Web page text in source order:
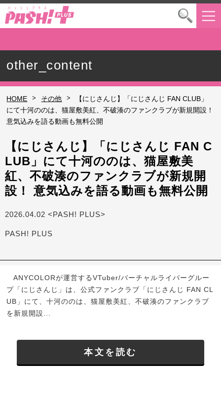
other_content
HOME > その他 >
【にじさんじ】「にじさんじ FAN CLUB」
にて十河ののは、猫屋敷美紅、不破湊のファンクラブが新規開設！
意気込みを語る動画も無料公開
【にじさんじ】「にじさんじ FAN C
LUB」にて十河ののは、猫屋敷美
紅、不破湊のファンクラブが新規開
設！ 意気込みを語る動画も無料公開
2026.04.02 <PASH! PLUS>
PASH! PLUS
ANYCOLORが運営するVTuber/バーチャルライバーグルー
プ「にじさんじ」は、公式ファンクラブ「にじさんじ FAN CL
UB」にて、十河ののは、猫屋敷美紅、不破湊のファンクラブ
を新規開設...
本文を読む